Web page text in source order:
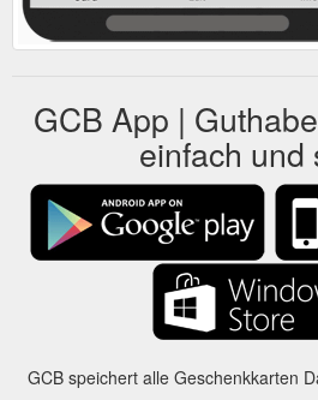
GCB App |
einfach und
GCB speichert alle Geschenkkarten